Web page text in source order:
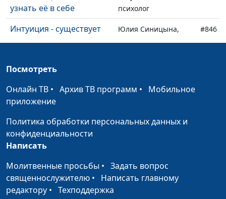
узнать её в себе
психолог
Интуиция - существует
ли она?
Юлия Синицына,
Айгуль Иншакова,
#846
Профилактика
социального сиротства
Степан Аваков,
наук, руководитель
Осознанное
родительство в семьях с
приемными детьми
Анна Ронжина,
Степан Аваков,
Посмотреть
Онлайн ТВ • Архив ТВ программ • Мобильное
приложение
Политика обработки персональных данных и
конфиденциальности
Написать
Молитвенные просьбы • Задать вопрос
священнослужителю • Написать главному
редактору • Техподдержка